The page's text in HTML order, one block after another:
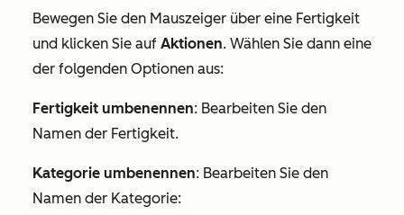
Bewegen Sie den Mauszeiger über eine Fertigkeit
und klicken Sie auf Aktionen. Wählen Sie dann eine
der folgenden Optionen aus:
Fertigkeit umbenennen: Bearbeiten Sie den
Namen der Fertigkeit.
Kategorie umbenennen: Bearbeiten Sie den
Namen der Kategorie: